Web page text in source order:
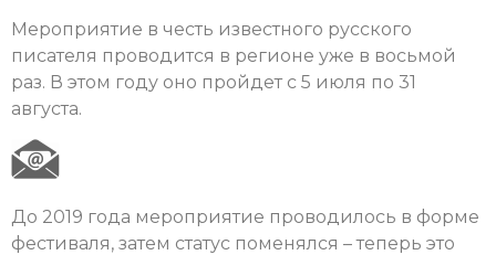
Мероприятие в честь известного русского
писателя проводится в регионе уже в восьмой
раз. В этом году оно пройдет с 5 июля по 31
августа.
До 2019 года мероприятие проводилось в форме
фестиваля, затем статус поменялся – теперь это